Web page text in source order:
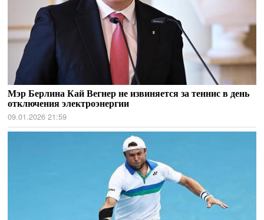
Мэр Берлина Кай Вегнер не извиняется за теннис в день
отключения электроэнергии
09.01.2026 21:59